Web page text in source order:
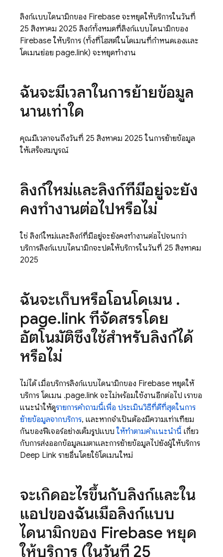
ลิงก์แบบไดนามิกของ Firebase จะหยุดให้บริการในวันที่
25 สิงหาคม 2025 ลิงก์ทั้งหมดที่ลิงก์แบบไดนามิกของ
Firebase ให้บริการ (ทั้งที่โฮสต์ในโดเมนที่กำหนดเองและ
โดเมนย่อย page.link) จะหยุดทำงาน
ฉันจะมีเวลาในการย้ายข้อมูล
นานเท่าใด
คุณมีเวลาจนถึงวันที่ 25 สิงหาคม 2025 ในการย้ายข้อมูล
ให้เสร็จสมบูรณ์
ลิงก์ใหม่และลิงก์ที่มีอยู่จะยัง
คงทำงานต่อไปหรือไม่
ใช่ ลิงก์ใหม่และลิงก์ที่มีอยู่จะยังคงทำงานต่อไปจนกว่า
บริการลิงก์แบบไดนามิกจะปิดให้บริการในวันที่ 25 สิงหาคม
2025
ฉันจะเก็บหรือโอนโดเมน .
page.link ที่จัดสรรโดย
อัตโนมัติซึ่งใช้สำหรับลิงก์ได้
หรือไม่
ไม่ได้ เมื่อบริการลิงก์แบบไดนามิกของ Firebase หยุดให้
บริการ โดเมน .page.link จะไม่พร้อมใช้งานอีกต่อไป เราขอ
แนะนำให้ดูรายการคำถามนี้เพื่อ ประเมินวิธีที่ดีที่สุดในการ
ย้ายข้อมูลจากบริการ, และหากจำเป็นต้องมีความเท่าเทียม
กันของฟีเจอร์อย่างเต็มรูปแบบ ให้ทำตามคำแนะนำนี้ เกี่ยว
กับการส่งออกข้อมูลเมตาและการย้ายข้อมูลไปยังผู้ให้บริการ
Deep Link รายอื่นโดยใช้โดเมนใหม่
จะเกิดอะไรขึ้นกับลิงก์และใน
แอปของฉันเมื่อลิงก์แบบ
ไดนามิกของ Firebase หยุด
ให้บริการ (ในวันที่ 25